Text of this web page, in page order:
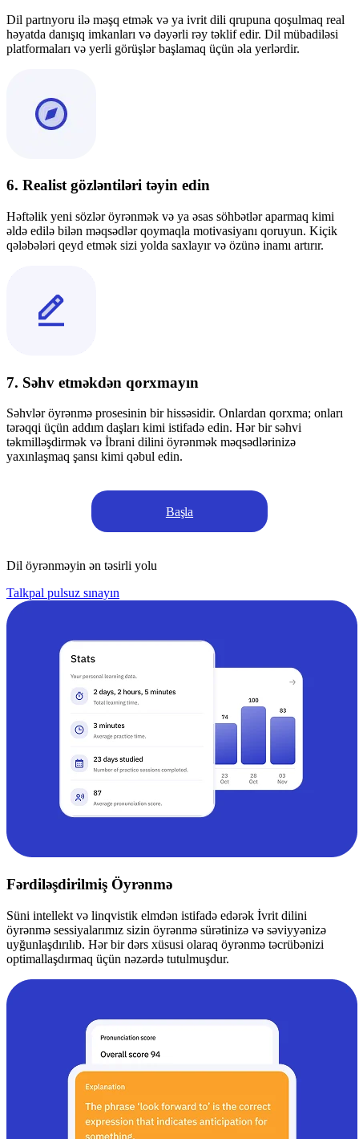
Dil partnyoru ilə məşq etmək və ya ivrit dili qrupuna qoşulmaq real
həyatda danışıq imkanları və dəyərli rəy təklif edir. Dil mübadiləsi
platformaları və yerli görüşlər başlamaq üçün əla yerlərdir.
6. Realist gözləntiləri təyin edin
Həftəlik yeni sözlər öyrənmək və ya əsas söhbətlər aparmaq kimi
əldə edilə bilən məqsədlər qoymaqla motivasiyanı qoruyun. Kiçik
qələbələri qeyd etmək sizi yolda saxlayır və özünə inamı artırır.
7. Səhv etməkdən qorxmayın
Səhvlər öyrənmə prosesinin bir hissəsidir. Onlardan qorxma; onları
tərəqqi üçün addım daşları kimi istifadə edin. Hər bir səhvi
təkmilləşdirmək və İbrani dilini öyrənmək məqsədlərinizə
yaxınlaşmaq şansı kimi qəbul edin.
Başla
Dil öyrənməyin ən təsirli yolu
Talkpal pulsuz sınayın
Fərdiləşdirilmiş Öyrənmə
Süni intellekt və linqvistik elmdən istifadə edərək İvrit dilini
öyrənmə sessiyalarımız sizin öyrənmə sürətinizə və səviyyənizə
uyğunlaşdırılıb. Hər bir dərs xüsusi olaraq öyrənmə təcrübənizi
optimallaşdırmaq üçün nəzərdə tutulmuşdur.